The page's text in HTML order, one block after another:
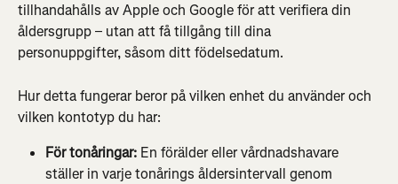
tillhandahålls av Apple och Google för att verifiera din
åldersgrupp – utan att få tillgång till dina
personuppgifter, såsom ditt födelsedatum.
Hur detta fungerar beror på vilken enhet du använder och
vilken kontotyp du har:
För tonåringar: En förälder eller vårdnadshavare
ställer in varje tonårings åldersintervall genom